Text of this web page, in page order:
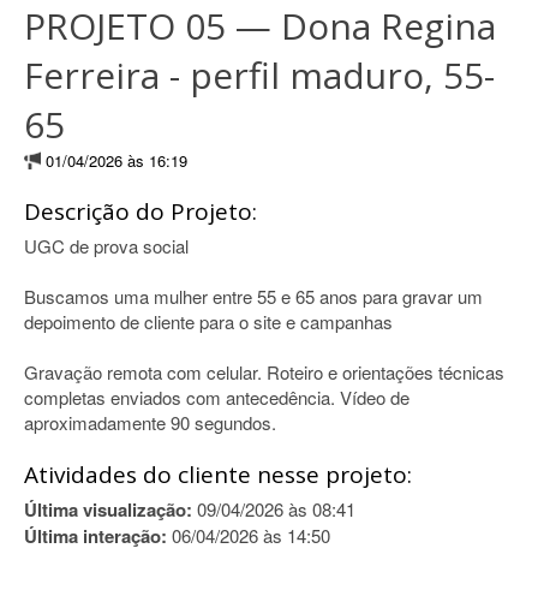
PROJETO 05 — Dona Regina
Ferreira - perfil maduro, 55-
65
01/04/2026 às 16:19
Descrição do Projeto:
UGC de prova social
Buscamos uma mulher entre 55 e 65 anos para gravar um
depoimento de cliente para o site e campanhas
Gravação remota com celular. Roteiro e orientações técnicas
completas enviados com antecedência. Vídeo de
aproximadamente 90 segundos.
Atividades do cliente nesse projeto:
Última visualização: 09/04/2026 às 08:41
Última interação: 06/04/2026 às 14:50